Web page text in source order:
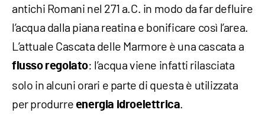
antichi Romani nel 271 a.C. in modo da far defluire
l’acqua dalla piana reatina e bonificare così l’area.
L’attuale Cascata delle Marmore è una cascata a
flusso regolato: l’acqua viene infatti rilasciata
solo in alcuni orari e parte di questa è utilizzata
per produrre energia idroelettrica.